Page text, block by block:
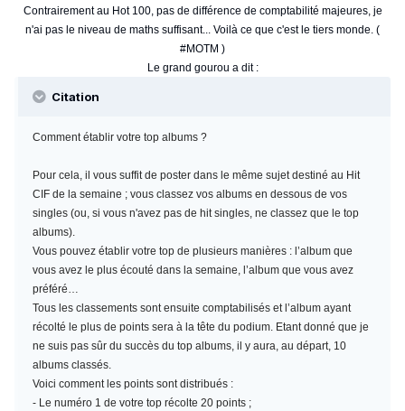
Contrairement au Hot 100, pas de différence de comptabilité majeures, je
n'ai pas le niveau de maths suffisant... Voilà ce que c'est le tiers monde. (
#MOTM )
Le grand gourou a dit :
Citation
Comment établir votre top albums ?
Pour cela, il vous suffit de poster dans le même sujet destiné au Hit
CIF de la semaine ; vous classez vos albums en dessous de vos
singles (ou, si vous n'avez pas de hit singles, ne classez que le top
albums).
Vous pouvez établir votre top de plusieurs manières : l’album que
vous avez le plus écouté dans la semaine, l’album que vous avez
préféré…
Tous les classements sont ensuite comptabilisés et l’album ayant
récolté le plus de points sera à la tête du podium. Etant donné que je
ne suis pas sûr du succès du top albums, il y aura, au départ, 10
albums classés.
Voici comment les points sont distribués :
- Le numéro 1 de votre top récolte 20 points ;